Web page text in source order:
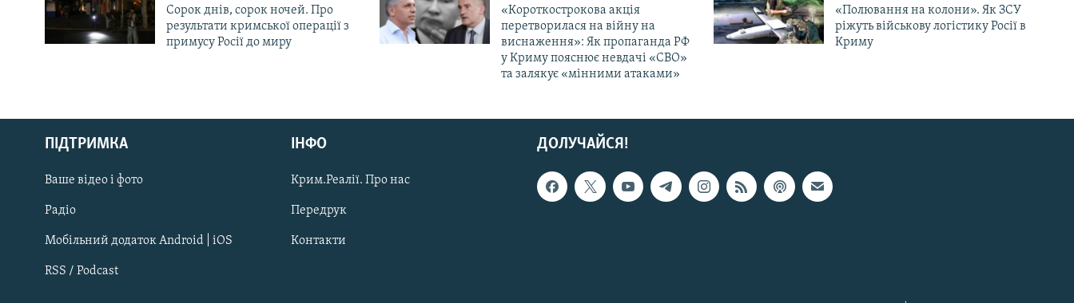
Русский
Qırımtatar
ДОЛУЧАЙСЯ!
Сорок днів, сорок ночей. Про
результати кримської операції з
примусу Росії до миру
«Короткострокова акція
перетворилася на війну на
виснаження»: Як пропаганда РФ
у Криму пояснює невдачі «СВО»
та залякує «мінними атаками»
«Полювання на колони». Як ЗСУ
ріжуть військову логістику Росії в
Криму
ДОЛУЧАЙСЯ!
ПІДТРИМКА
Ваше відео і фото
Радіо
Мобільний додаток Android | iOS
RSS / Podcast
ІНФО
Крим.Реалії. Про нас
Передрук
Контакти